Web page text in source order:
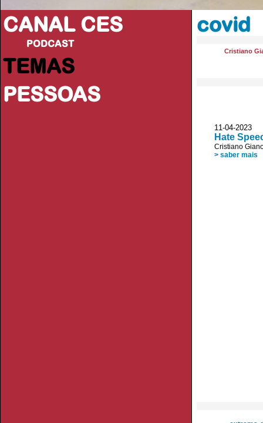
CANAL CES
PODCAST
TEMAS
PESSOAS
covid
Cristiano
11-04-
Hate
Cristiano
> saber mais